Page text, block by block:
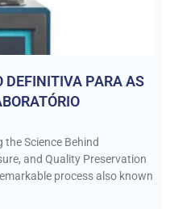
DEFINITIVA PARA AS
the Science Behind
and Quality Preservation
process also known